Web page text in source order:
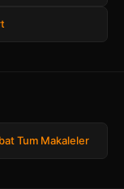
Tum Makaleler